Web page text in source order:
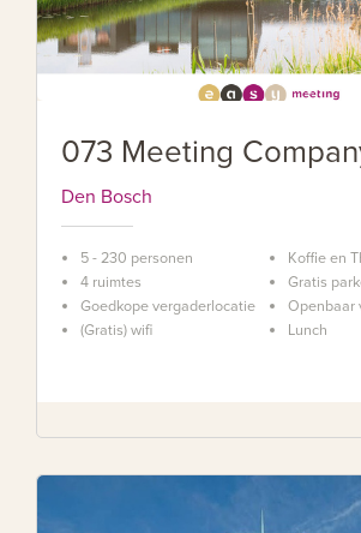
073 Meeting
Den Bosch
5 - 230 personen
4 ruimtes
Goedkope vergaderlocatie
(Gratis) wifi
Koffie en
Gratis
Openbaar
Lunch